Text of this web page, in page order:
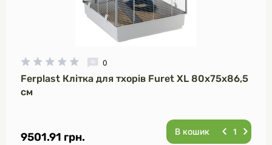
0
Ferplast Клітка для тхорів Furet XL 80х75х86,5
см
9501.91 грн. В кошик